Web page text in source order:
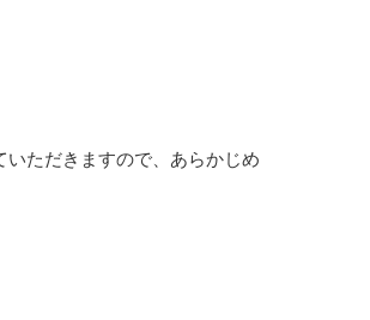
ただきますので、あらかじめ